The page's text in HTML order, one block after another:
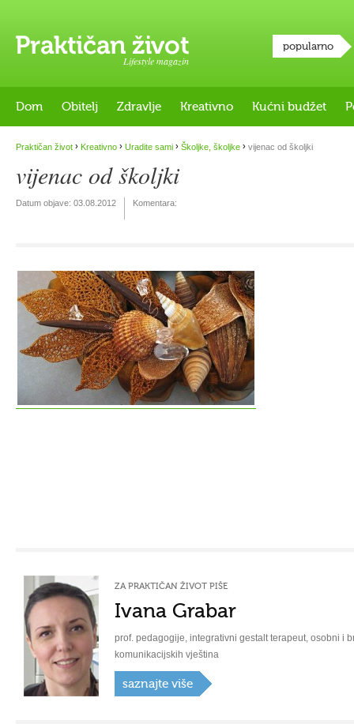
Lifestyle magazin
popularno
Dom Obitelj Zdravlje Kreativno Kućni budžet
Praktičan život › Kreativno › Uradite sami › Školjke, školjke › vijenac od školjki
vijenac od školjki
Datum objave: 03.08.2012 Komentara:
ZA PRAKTIČAN ŽIVOT PIŠE
Ivana Grabar
prof. pedagogije, integrativni gestalt terapeut, osobni i
komunikacijskih vještina
saznajte više